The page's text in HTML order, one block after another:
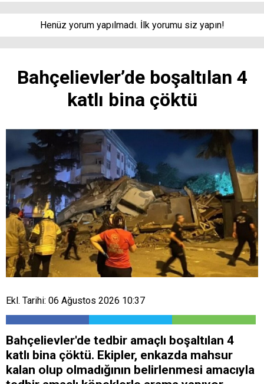
Henüz yorum yapılmadı. İlk yorumu siz yapın!
Bahçelievler’de boşaltılan 4
katlı bina çöktü
Ekl. Tarihi: 06 Ağustos 2026 10:37
Bahçelievler'de tedbir amaçlı boşaltılan 4
katlı bina çöktü. Ekipler, enkazda mahsur
kalan olup olmadığının belirlenmesi amacıyla